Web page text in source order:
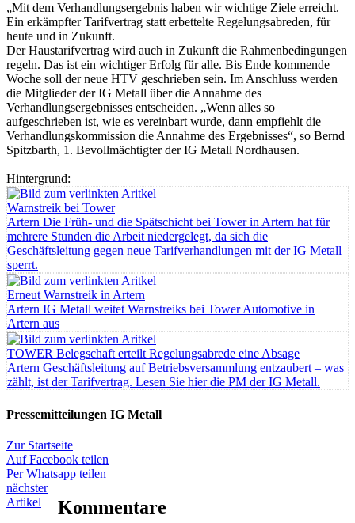
„Mit dem Verhandlungsergebnis haben wir wichtige Ziele erreicht.
Ein erkämpfter Tarifvertrag statt erbettelte Regelungsabreden, für
heute und in Zukunft.
Der Haustarifvertrag wird auch in Zukunft die Rahmenbedingungen
regeln. Das ist ein wichtiger Erfolg für alle. Bis Ende kommende
Woche soll der neue HTV geschrieben sein. Im Anschluss werden
die Mitglieder der IG Metall über die Annahme des
Verhandlungsergebnisses entscheiden. „Wenn alles so
aufgeschrieben ist, wie es vereinbart wurde, dann empfiehlt die
Verhandlungskommission die Annahme des Ergebnisses“, so Bernd
Spitzbarth, 1. Bevollmächtigter der IG Metall Nordhausen.
Hintergrund:
Warnstreik bei Tower
Artern Die Früh- und die Spätschicht bei Tower in Artern hat für
mehrere Stunden die Arbeit niedergelegt, da sich die
Geschäftsleitung gegen neue Tarifverhandlungen mit der IG Metall
sperrt.
Erneut Warnstreik in Artern
Artern IG Metall weitet Warnstreiks bei Tower Automotive in
Artern aus
TOWER Belegschaft erteilt Regelungsabrede eine Absage
Artern Geschäftsleitung auf Betriebsversammlung entzaubert – was
zählt, ist der Tarifvertrag. Lesen Sie hier die PM der IG Metall.
Pressemitteilungen IG Metall
Zur Startseite
Auf Facebook teilen
Per Whatsapp teilen
nächster
Artikel
Kommentare